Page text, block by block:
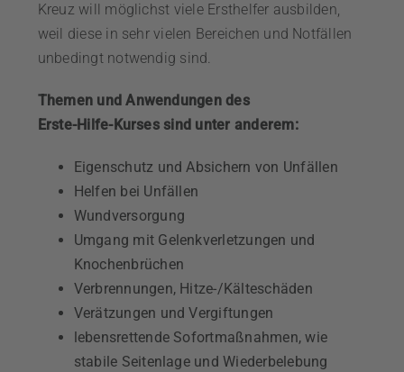
Kreuz will möglichst viele Ersthelfer ausbilden,
weil diese in sehr vielen Bereichen und Notfällen
unbedingt notwendig sind.
Themen und Anwendungen des
Erste-Hilfe-Kurses sind unter anderem:
Eigenschutz und Absichern von Unfällen
Helfen bei Unfällen
Wundversorgung
Umgang mit Gelenkverletzungen und
Knochenbrüchen
Verbrennungen, Hitze-/Kälteschäden
Verätzungen und Vergiftungen
lebensrettende Sofortmaßnahmen, wie
stabile Seitenlage und Wiederbelebung